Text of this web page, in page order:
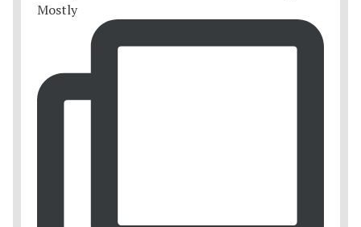
Mostly